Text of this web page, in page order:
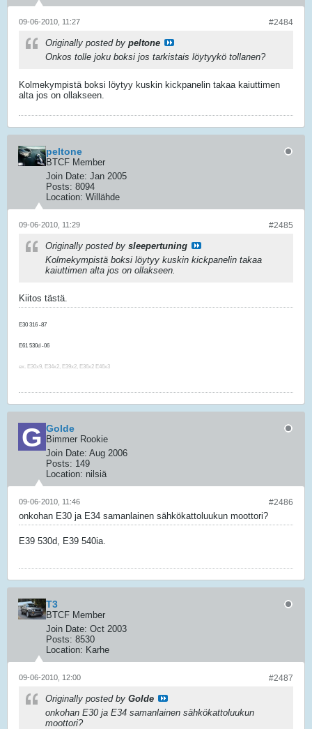
#2484
09-06-2010, 11:27
Originally posted by peltone
Onkos tolle joku boksi jos tarkistais löytyykö tollanen?
Kolmekympistä boksi löytyy kuskin kickpanelin takaa kaiuttimen
alta jos on ollakseen.
peltone
BTCF Member
Join Date: Jan 2005
Posts: 8094
Location: Willähde
#2485
09-06-2010, 11:29
Originally posted by sleepertuning
Kolmekympistä boksi löytyy kuskin kickpanelin takaa
kaiuttimen alta jos on ollakseen.
Kiitos tästä.
E30 316 -87
E61 530d -06
ex. E30x9, E34x2, E39x2, E36x2 E46x3
Golde
Bimmer Rookie
Join Date: Aug 2006
Posts: 149
Location: nilsiä
#2486
09-06-2010, 11:46
onkohan E30 ja E34 samanlainen sähkökattoluukun moottori?
E39 530d, E39 540ia.
T3
BTCF Member
Join Date: Oct 2003
Posts: 8530
Location: Karhe
#2487
09-06-2010, 12:00
Originally posted by Golde
onkohan E30 ja E34 samanlainen sähkökattoluukun
moottori?